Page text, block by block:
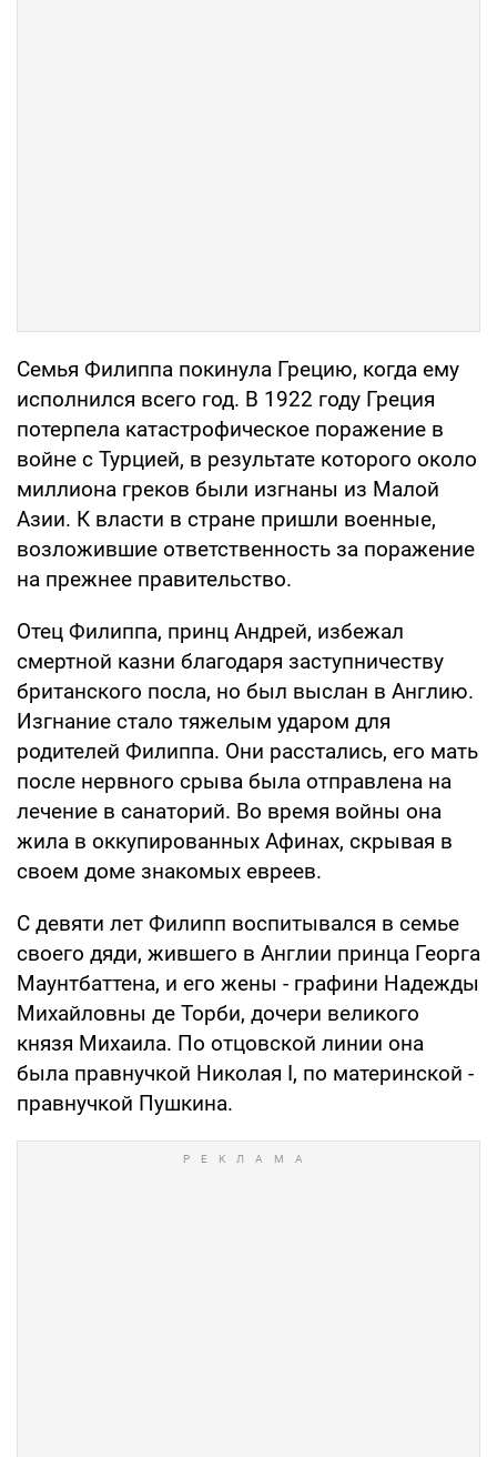
Семья Филиппа покинула Грецию, когда ему
исполнился всего год. В 1922 году Греция
потерпела катастрофическое поражение в
войне с Турцией, в результате которого около
миллиона греков были изгнаны из Малой
Азии. К власти в стране пришли военные,
возложившие ответственность за поражение
на прежнее правительство.
Отец Филиппа, принц Андрей, избежал
смертной казни благодаря заступничеству
британского посла, но был выслан в Англию.
Изгнание стало тяжелым ударом для
родителей Филиппа. Они расстались, его мать
после нервного срыва была отправлена на
лечение в санаторий. Во время войны она
жила в оккупированных Афинах, скрывая в
своем доме знакомых евреев.
С девяти лет Филипп воспитывался в семье
своего дяди, жившего в Англии принца Георга
Маунтбаттена, и его жены - графини Надежды
Михайловны де Торби, дочери великого
князя Михаила. По отцовской линии она
была правнучкой Николая I, по материнской -
правнучкой Пушкина.